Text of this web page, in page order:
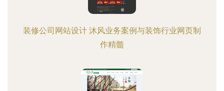
装修公司网站设计 沐风业务案例与装饰行业网页制
作精髓